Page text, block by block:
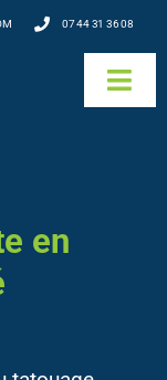
07 44 31 36 08
en